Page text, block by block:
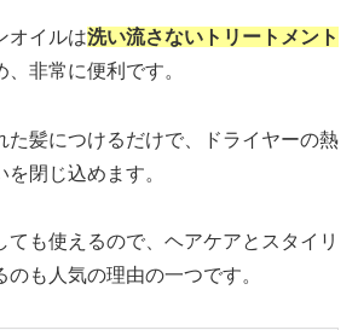
オイルは洗い流さないトリートメント
非常に便利です。
た髪につけるだけで、ドライヤーの熱
閉じ込めます。
ても使えるので、ヘアケアとスタイリ
も人気の理由の一つです。